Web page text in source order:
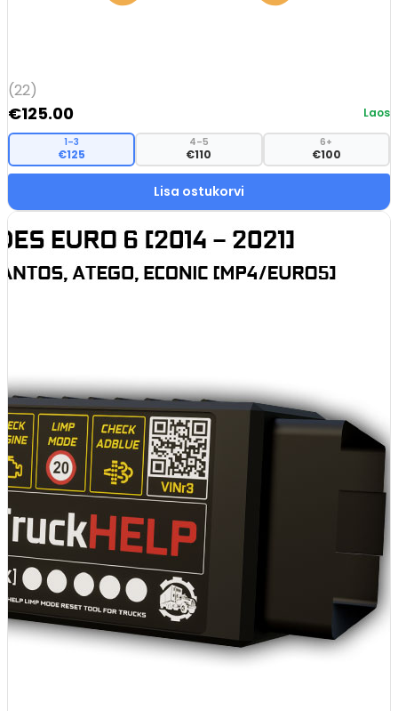
(22)
€125.00 Laos
1–3
€125
4–5
€110
6+
€100
Lisa ostukorvi